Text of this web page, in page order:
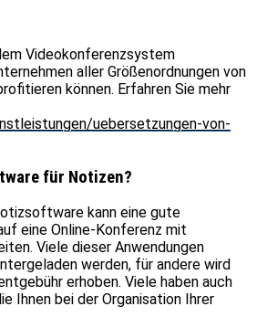
Videokonferenzsystem
aller Größenordnungen von
können. Erfahren Sie mehr
uebersetzungen-von-
für Notizen?
kann eine gute
eine Online-Konferenz mit
Viele dieser Anwendungen
werden, für andere wird
erhoben. Viele haben auch
Ihnen bei der Organisation Ihrer